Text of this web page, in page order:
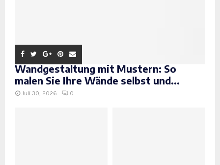
Wandgestaltung mit Mustern: So
malen Sie Ihre Wände selbst und...
Juli 30, 2026 0